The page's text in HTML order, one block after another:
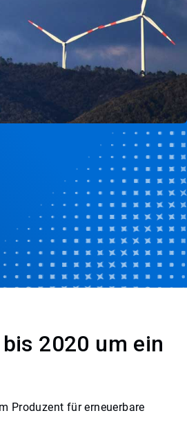
2020 um ein
Produzent für erneuerbare